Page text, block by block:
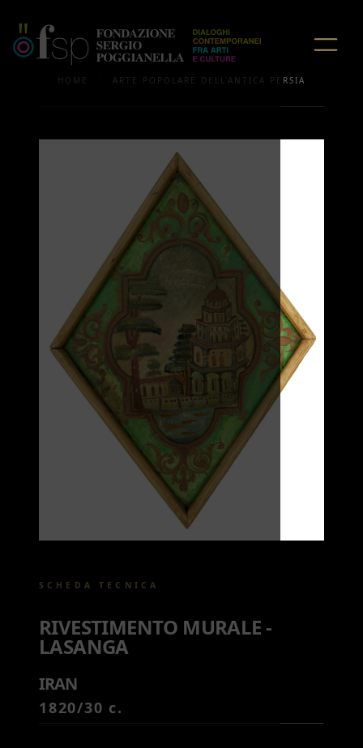
HOME ARTE POPOLARE DELL'ANTICA PERSIA
SCHEDA TECNICA
RIVESTIMENTO MURALE -
LASANGA
IRAN
1820/30 c.